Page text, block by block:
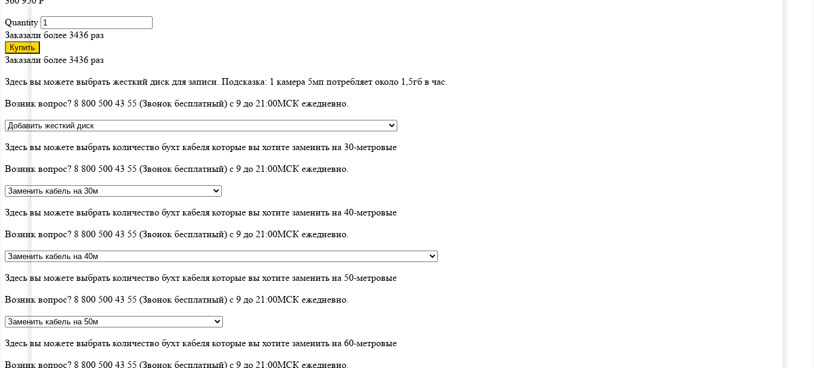
Quantity
Заказали более 3436 раз
Купить
Заказали более 3436 раз
Здесь вы можете выбрать жесткий диск для записи. Подсказка: 1 камера 5мп потребляет около 1,5гб в час.
Возник вопрос? 8 800 500 43 55 (Звонок бесплатный) с 9 до 21:00МСК ежедневно.
Здесь вы можете выбрать количество бухт кабеля которые вы хотите заменить на 30-метровые
Возник вопрос? 8 800 500 43 55 (Звонок бесплатный) с 9 до 21:00МСК ежедневно.
Здесь вы можете выбрать количество бухт кабеля которые вы хотите заменить на 40-метровые
Возник вопрос? 8 800 500 43 55 (Звонок бесплатный) с 9 до 21:00МСК ежедневно.
Здесь вы можете выбрать количество бухт кабеля которые вы хотите заменить на 50-метровые
Возник вопрос? 8 800 500 43 55 (Звонок бесплатный) с 9 до 21:00МСК ежедневно.
Здесь вы можете выбрать количество бухт кабеля которые вы хотите заменить на 60-метровые
Возник вопрос? 8 800 500 43 55 (Звонок бесплатный) с 9 до 21:00МСК ежедневно.